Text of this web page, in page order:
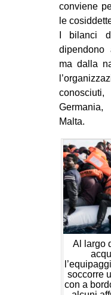
conviene
le
I bilanci
dipendono
ma dalla
Malta.
Al largo
soccorre
con a